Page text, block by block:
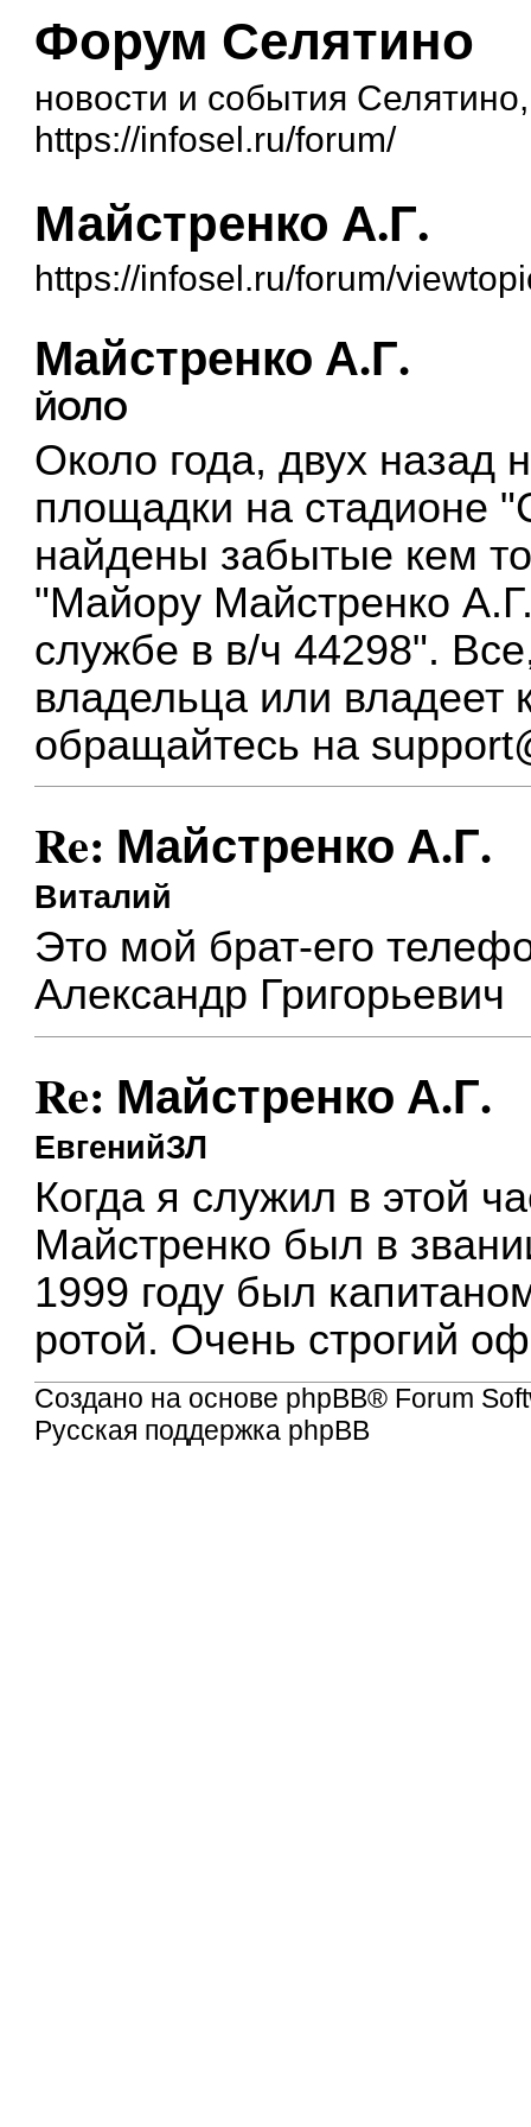
Форум Селятино
новости и события
https://infosel.ru/forum/
Майстренко А.Г.
https://infosel.ru/forum/
Майстренко А.Г.
ЙОЛО
Около года, двух назад
площадки на стадионе
найдены забытые кем
"Майору Майстренко
службе в в/ч 44298".
владельца или
обращайтесь на
Re: Майстренко А.Г.
Виталий
Это мой брат-его
Александр Григорьевич
Re: Майстренко А.Г.
ЕвгенийЗЛ
Когда я служил в этой
Майстренко был в
1999 году был
ротой. Очень строгий
Создано на основе phpBB® Forum
Русская поддержка phpBB